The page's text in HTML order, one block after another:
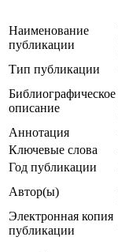
Наименование
публикации
Тип публикации
Библиографическое
описание
Аннотация
Ключевые cлова
Год публикации
Автор(ы)
Электронная копия
публикации